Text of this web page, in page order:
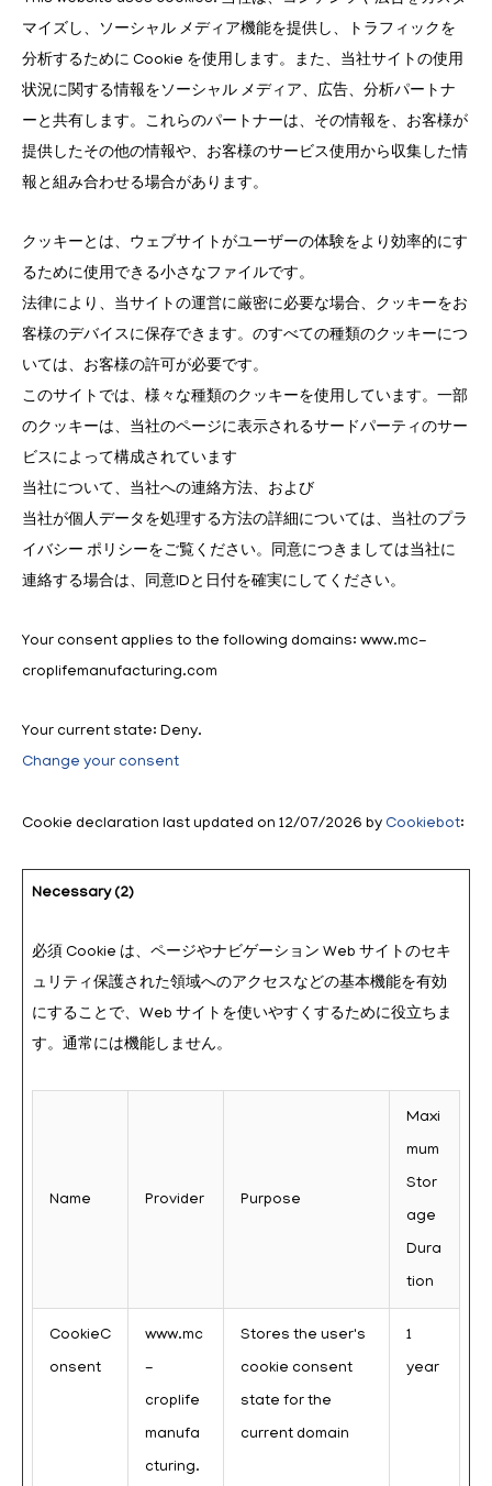
マイズし、ソーシャル メディア機能を提供し、トラフィックを
分析するために Cookie を使用します。また、当社サイトの使用
状況に関する情報をソーシャル メディア、広告、分析パートナ
ーと共有します。これらのパートナーは、その情報を、お客様が
提供したその他の情報や、お客様のサービス使用から収集した情
報と組み合わせる場合があります。
クッキーとは、ウェブサイトがユーザーの体験をより効率的にす
るために使用できる小さなファイルです。
法律により、当サイトの運営に厳密に必要な場合、クッキーをお
客様のデバイスに保存できます。のすべての種類のクッキーにつ
いては、お客様の許可が必要です。
このサイトでは、様々な種類のクッキーを使用しています。一部
のクッキーは、当社のページに表示されるサードパーティのサー
ビスによって構成されています
当社について、当社への連絡方法、および
当社が個人データを処理する方法の詳細については、当社のプラ
イバシー ポリシーをご覧ください。 同意につきましては当社に
連絡する場合は、同意IDと日付を確実にしてください。
Your consent applies to the following domains: www.mc-
croplifemanufacturing.com
Your current state: Deny.
Change your consent
Cookie declaration last updated on 12/07/2026 by Cookiebot:
Necessary (2)
必須 Cookie は、ページやナビゲーション Web サイトのセキ
ュリティ保護された領域へのアクセスなどの基本機能を有効
にすることで、Web サイトを使いやすくするために役立ちま
す。通常には機能しません。
Name Provider Purpose
Maxi
mum
Stor
age
Dura
tion
CookieC
onsent
www.mc
-
croplife
manufa
cturing.
Stores the user's
cookie consent
state for the
current domain
1
year